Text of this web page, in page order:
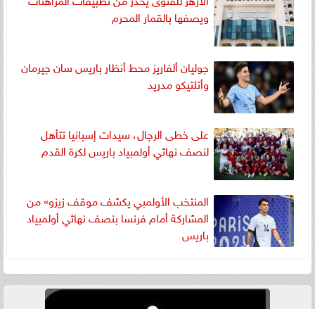
ويصفها بالقمار المحرم
جوليان ألفاريز محط أنظار باريس سان جيرمان
وأتلتيكو مدريد
على خطى الرجال، سيدات إسبانيا تتأهل
لنصف نهائي أولمبياد باريس لكرة القدم
المنتخب الأولمبي يكشف موقف زيزو» من
المشاركة أمام فرنسا بنصف نهائي أولمبياد
باريس